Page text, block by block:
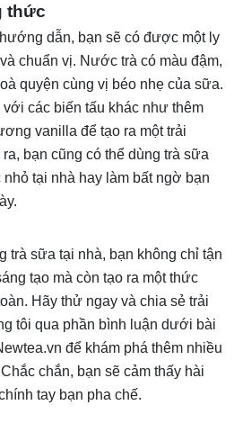
thức
dẫn, bạn sẽ có được một ly
chuẩn vị. Nước trà có màu đậm,
quyện cùng vị béo nhẹ của sữa.
các biến tấu khác như thêm
vanilla để tạo ra một trải
bạn cũng có thể dùng trà sữa
tại nhà hay làm bất ngờ bạn
trà sữa tại nhà, bạn không chỉ tận
tạo mà còn tạo ra một thức
Hãy thử ngay và chia sẻ trải
tôi qua phần bình luận dưới bài
để khám phá thêm nhiều
chắn, bạn sẽ cảm thấy hài
tay bạn pha chế.